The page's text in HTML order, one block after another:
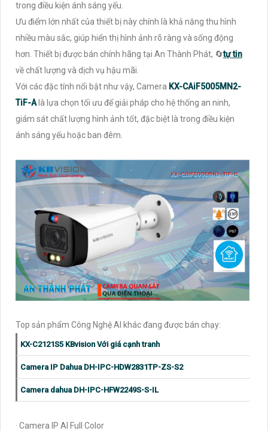
trong điều kiện ánh sáng yếu.
Ưu điểm lớn nhất của thiết bị này chính là khả năng thu hình
nhiều màu sắc, giúp hiển thị hình ảnh rõ ràng và sống động
hơn. Thiết bị được bán chính hãng tại An Thành Phát, 🔄tự tin
về chất lượng và dịch vụ hậu mãi.
Với các đặc tính nổi bật như vậy, Camera KX-CAiF5005MN2-
TiF-A là lựa chọn tối ưu để giải pháp cho hệ thống an ninh,
giám sát chất lượng hình ảnh tốt, đặc biệt là trong điều kiện
ánh sáng yếu hoặc ban đêm.
Top sản phẩm Công Nghệ AI khác đang được bán chạy:
KX-C2121S5 KBvision Với giá cạnh tranh
Camera IP Dahua DH-IPC-HDW2831TP-ZS-S2
Camera dahua DH-IPC-HFW2249S-S-IL
· Camera IP AI Full Color